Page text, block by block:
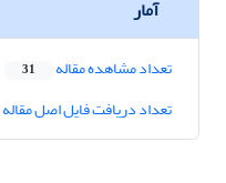
آمار
تعداد مشاهده مقاله 31
تعداد دریافت فایل اصل مقاله